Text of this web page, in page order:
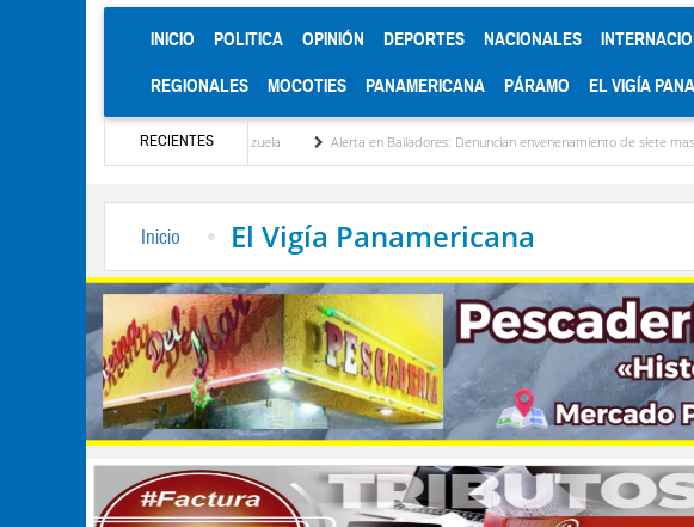
INICIO (CURRENT)
POLITICA OPINIÓN DEPORTES NACIONALES
REGIONALES MOCOTIES PANAMERICANA PÁRAMO EL VIGÍA
RECIENTES
de Venezuela Alerta en Bailadores: Denuncian envenenamiento de siete mascotas en El Rincón
Inicio El Vigía Panamericana